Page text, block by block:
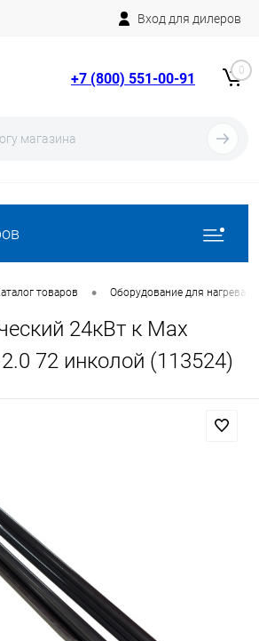
Вход для дилеров
+7 (800) 551-00-91 0
товаров • Оборудование для нагрева
24кВт к Max
72 инколой (113524)